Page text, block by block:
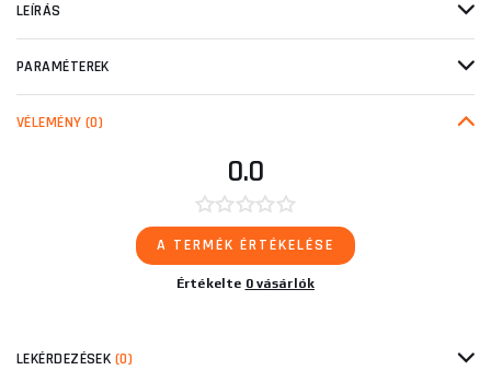
LEÍRÁS
PARAMÉTEREK
VÉLEMÉNY (0)
0.0
A TERMÉK ÉRTÉKELÉSE
Értékelte 0 vásárlók
LEKÉRDEZÉSEK (0)